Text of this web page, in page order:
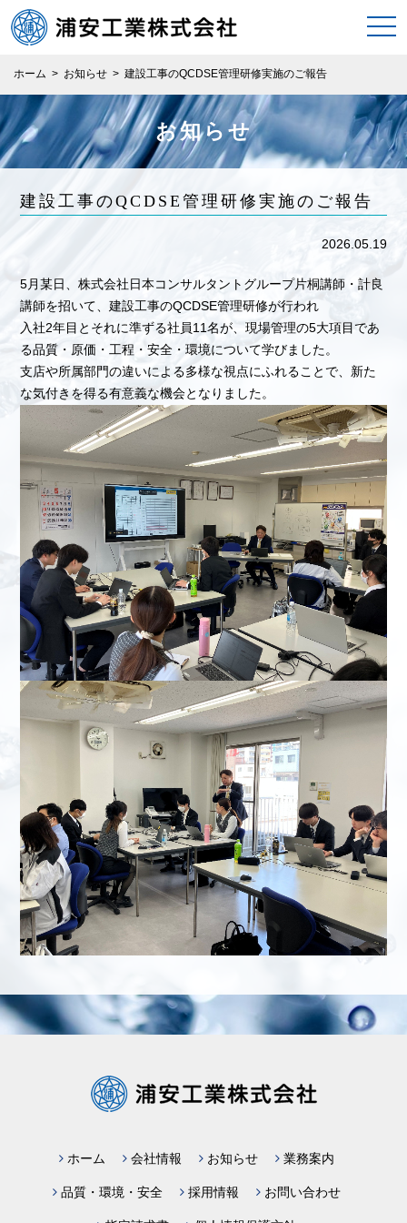
ホーム > お知らせ > 建設工事のQCDSE管理研修実施のご報告
お知らせ
建設工事のQCDSE管理研修実施のご報告
2026.05.19
5月某日、株式会社日本コンサルタントグループ片桐講師・計良
講師を招いて、建設工事のQCDSE管理研修が行われ
入社2年目とそれに準ずる社員11名が、現場管理の5大項目であ
る品質・原価・工程・安全・環境について学びました。
支店や所属部門の違いによる多様な視点にふれることで、新た
な気付きを得る有意義な機会となりました。
ホーム 会社情報 お知らせ 業務案内
品質・環境・安全 採用情報 お問い合わせ